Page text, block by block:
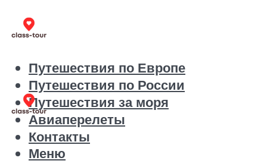
Путешествия по Европе
Путешествия по России
Путешествия за моря
Авиаперелеты
Контакты
Меню